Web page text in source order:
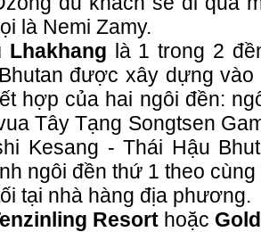
là Nemi Zamy.
Lhakhang là 1 trong 2
được xây dựng
hợp của hai ngôi đền:
Tây Tạng Songtsen
Kesang - Thái Hậu
ngôi đền thứ 1 theo
tại nhà hàng địa phương.
Resort hoặc